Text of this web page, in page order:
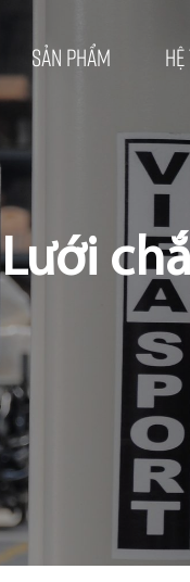
Sản phẩm
Lưới